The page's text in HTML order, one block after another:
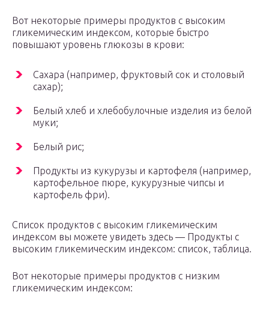
Вот некоторые примеры продуктов с высоким
гликемическим индексом, которые быстро
повышают уровень глюкозы в крови:
Сахара (например, фруктовый сок и столовый
сахар);
Белый хлеб и хлебобулочные изделия из белой
муки;
Белый рис;
Продукты из кукурузы и картофеля (например,
картофельное пюре, кукурузные чипсы и
картофель фри).
Список продуктов с высоким гликемическим
индексом вы можете увидеть здесь — Продукты с
высоким гликемическим индексом: список, таблица.
Вот некоторые примеры продуктов с низким
гликемическим индексом: